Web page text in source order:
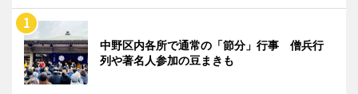
中野区内各所で通常の「節分」行事 僧兵行
列や著名人参加の豆まきも